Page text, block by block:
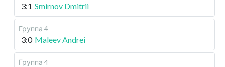
3:1 Smirnov Dmitrii
Группа 4
3:0 Maleev Andrei
Группа 4